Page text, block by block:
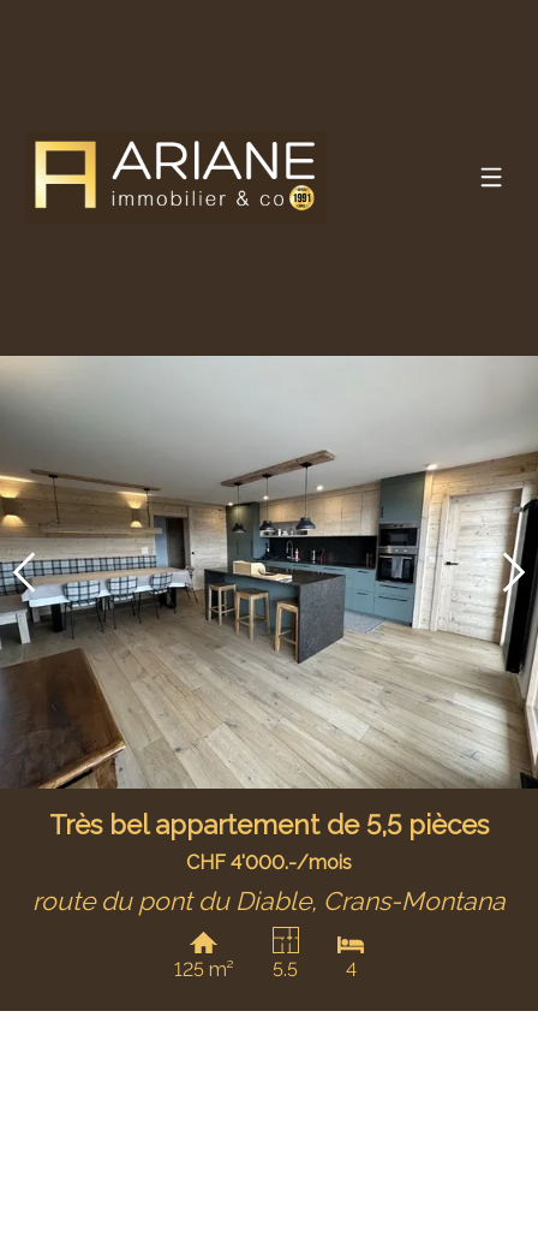
Très bel appartement de 5,5 pièces
CHF 4'000.-/mois
route du pont du Diable, Crans-Montana
125 m² 5.5 4